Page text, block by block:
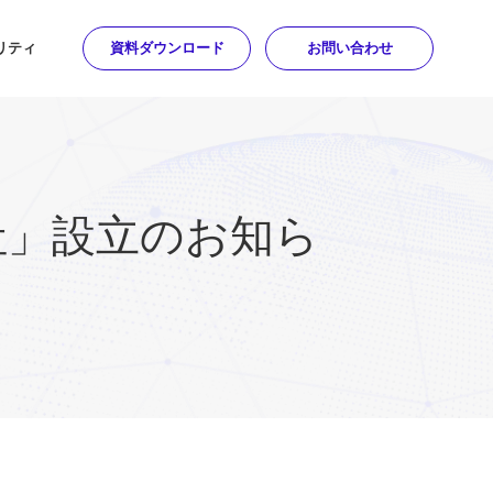
ティ 資料ダウンロード お問い合わせ
設立のお知ら